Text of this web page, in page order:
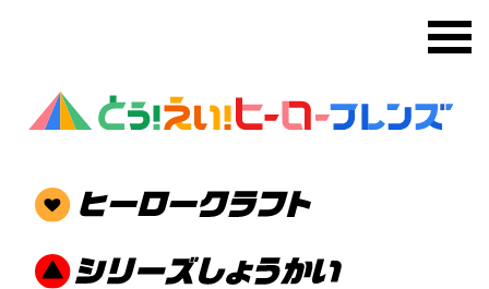
メ
Part02：ギャバン インフィニテ